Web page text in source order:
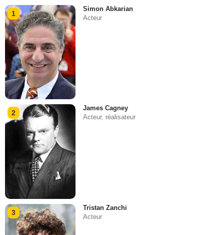
1
Simon Abkarian
Acteur
2
James Cagney
Acteur, réalisateur
3
Tristan Zanchi
Acteur